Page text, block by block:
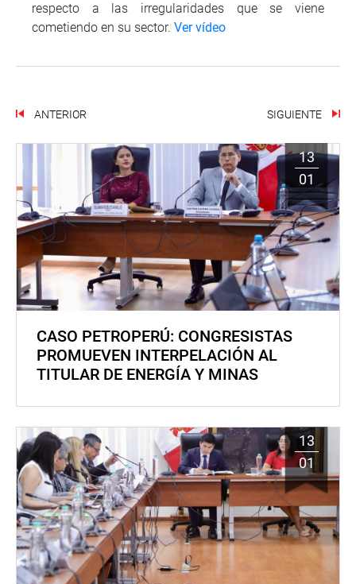
respecto a las irregularidades que se viene
cometiendo en su sector. Ver vídeo
ANTERIOR SIGUIENTE
13
01
CASO PETROPERÚ: CONGRESISTAS
PROMUEVEN INTERPELACIÓN AL
TITULAR DE ENERGÍA Y MINAS
13
01